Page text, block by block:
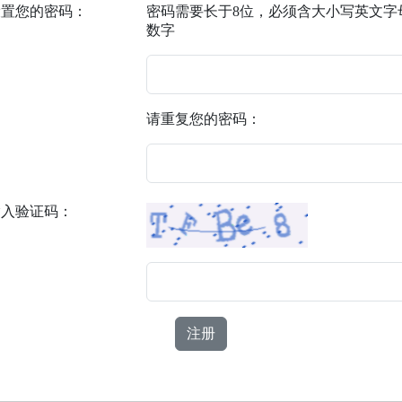
您的密码：
密码需要长于8位，必须含大小写英文字
数字
请重复您的密码：
验证码：